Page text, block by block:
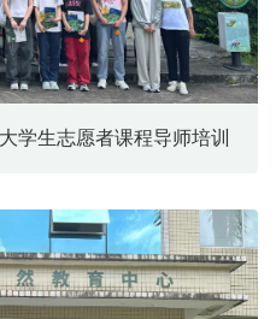
学生志愿者课程导师培训